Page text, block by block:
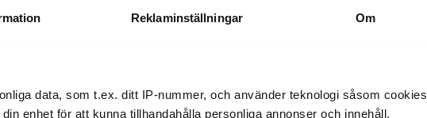
Reklaminställningar Om
data, som t.ex. ditt IP-nummer, och använder teknologi såsom cookies
enhet för att kunna tillhandahålla personliga annonser och innehåll,